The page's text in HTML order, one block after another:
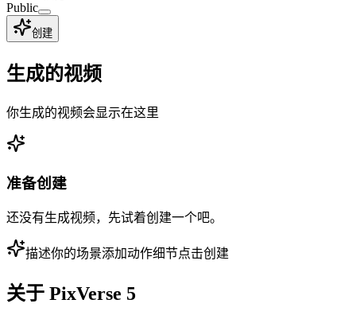
Public
创建
生成的视频
你生成的视频会显示在这里
准备创建
还没有生成视频，先试着创建一个吧。
描述你的场景添加动作细节点击创建
关于 PixVerse 5